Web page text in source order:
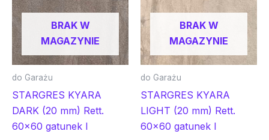
BRAK W
MAGAZYNIE
do Garażu
STARGRES KYARA
DARK (20 mm) Rett.
60×60 gatunek I
BRAK W
MAGAZYNIE
do Garażu
STARGRES KYARA
LIGHT (20 mm) Rett.
60×60 gatunek I